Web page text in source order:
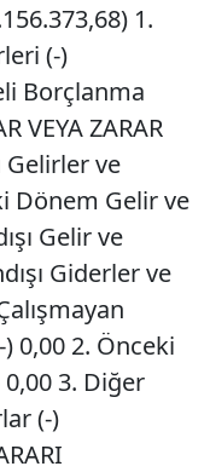
1.
(-)
Borçlanma
VEYA ZARAR
Gelirler ve
Dönem Gelir ve
Gelir ve
Giderler ve
) 0,00 2. Önceki
3. Diğer
(-)